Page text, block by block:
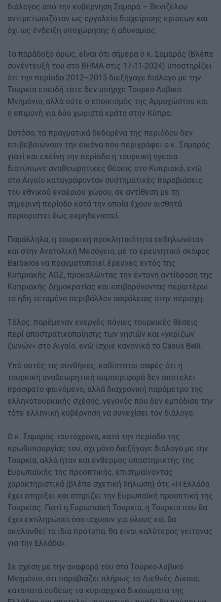
διάλογος από την κυβέρνηση Σαμαρά – Βενιζέλου
αντιμετωπιζόταν ως εργαλείο διαχείρισης κρίσεων και
όχι ως ένδειξη υποχώρησης ή αδυναμίας.
Το παράδοξο όμως, είναι ότι σήμερα ο κ. Σαμαράς (Βλέπε
συνέντευξή του στο ΒΗΜΑ στις 17-11-2024) υποστηρίζει
ότι την περίοδο 2012–2015 διεξήγαγε διάλογο με την
Τουρκία επειδή τότε δεν υπήρχε Τουρκο-Λυβικό
Μνημόνιο, αλλά ούτε ο εποικισμός της Αμμοχώστου και
η επιμονή για δύο χωριστά κράτη στην Κύπρο.
Ωστόσο, τα πραγματικά δεδομένα της περιόδου δεν
επιβεβαιώνουν την εικόνα που περιγράφει ο κ. Σαμαράς
γιατί και εκείνη την περίοδο η τουρκική ηγεσία
διατύπωνε αναθεωρητικές θέσεις στο Κυπριακό, ενώ
στο Αιγαίο καταγράφονταν συστηματικές παραβιάσεις
του εθνικού εναέριου χώρου, σε αντίθεση με τη
σημερινή περίοδο κατά την οποία έχουν αισθητά
περιοριστεί έως εκμηδενιστεί.
Παράλληλα, η τουρκική προκλητικότητα εκδηλωνόταν
και στην Ανατολική Μεσόγειο, με το ερευνητικό σκάφος
Barbaros να πραγματοποιεί έρευνες εντός της
Κυπριακής ΑΟΖ, προκαλώντας την έντονη αντίδραση της
Κυπριακής Δημοκρατίας και επιβαρύνοντας περαιτέρω
το ήδη τεταμένο περιβάλλον ασφάλειας στην περιοχή.
Τέλος, παρέμεναν ενεργές πάγιες τουρκικές θέσεις
περί αποστρατικοποίησης των νησιών και «γκρίζων
ζωνών» στο Αιγαίο, ενώ ίσχυε κανονικά το Casus Belli.
Υπό αυτές τις συνθήκες, καθίσταται σαφές ότι η
τουρκική αναθεωρητική συμπεριφορά δεν αποτελεί
πρόσφατο φαινόμενο, αλλά διαχρονική παράμετρο της
ελληνοτουρκικής σχέσης, γεγονός που δεν εμπόδισε την
τότε ελληνική κυβέρνηση να συνεχίσει τον διάλογο.
Ο κ. Σαμαράς ταυτόχρονα, κατά την περίοδο της
πρωθυπουργίας του, όχι μόνο διεξήγαγε διάλογο με την
Τουρκία, αλλά ήταν και ένθερμος υποστηρικτής της
Ευρωπαϊκής της προοπτικής, επισημαίνοντας
χαρακτηριστικά (βλέπε σχετική δήλωση) ότι: «Η Ελλάδα
έχει στηρίξει και στηρίζει την Ευρωπαϊκή προοπτική της
Τουρκίας. Γιατί η Ευρωπαϊκή Τουρκία, η Τουρκία που θα
έχει εκπληρώσει όσα ισχύουν για όλους και θα
ακολουθεί τα ίδια πρότυπα, θα είναι καλύτερος γείτονας
για την Ελλάδα».
Σε σχέση με την αναφορά του στο Τουρκο-λυβικό
Μνημόνιο, ότι παραβιάζει πλήρως το Διεθνές Δίκαιο,
καταπατά ευθέως τα κυριαρχικά δικαιώματα της